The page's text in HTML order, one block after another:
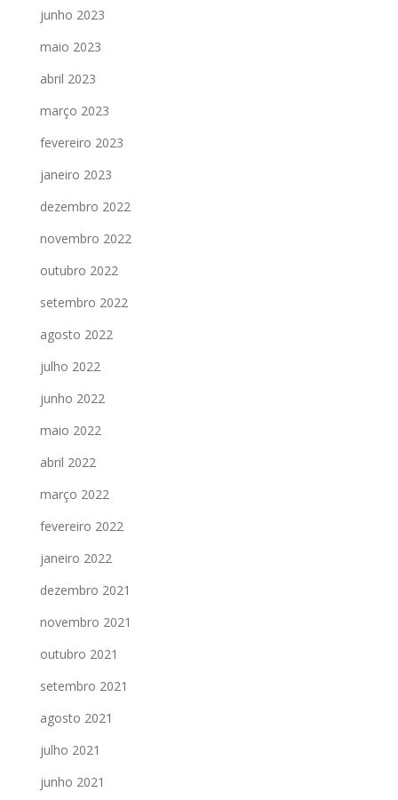
junho 2023
maio 2023
abril 2023
março 2023
fevereiro 2023
janeiro 2023
dezembro 2022
novembro 2022
outubro 2022
setembro 2022
agosto 2022
julho 2022
junho 2022
maio 2022
abril 2022
março 2022
fevereiro 2022
janeiro 2022
dezembro 2021
novembro 2021
outubro 2021
setembro 2021
agosto 2021
julho 2021
junho 2021